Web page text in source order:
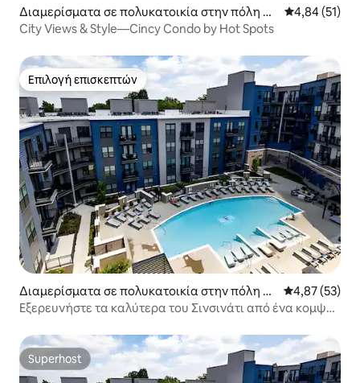
Διαμερίσματα σε πολυκατοικία στην πόλη Σι
νσινάτι
Μέση
4,84 (51)
City Views & Style—Cincy Condo by Hot Spots
Επιλογή επισκεπτών
Επιλογή επισκεπτών
Διαμερίσματα σε πολυκατοικία στην πόλη Σι
νσινάτι
Μέση
4,87 (53)
Εξερευνήστε τα καλύτερα του Σινσινάτι από ένα κομψό
Superhost
Superhost